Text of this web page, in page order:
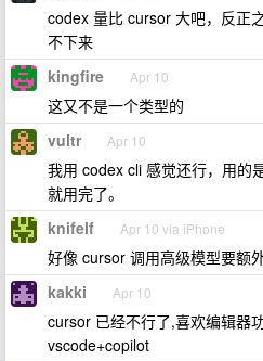
codex 量比 cursor 大吧，反正
不下来
kingfire Apr 10
这又不是一个类型的
vultr Apr 10
我用 codex cli 感觉还行，用的
就用完了。
knifelf Apr 10 via iPhone
好像 cursor 调用高级模型要额
kakki Apr 10
cursor 已经不行了,喜欢编辑器
vscode+copilot